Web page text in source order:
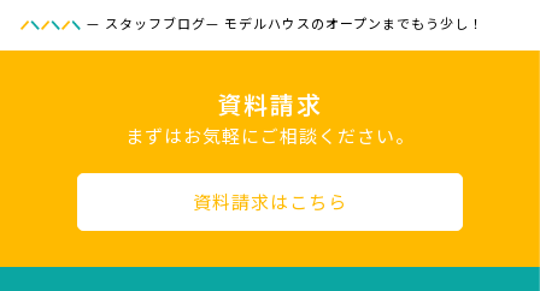
— スタッフブログ— モデルハウスのオープンまでもう少し！
資料請求
まずはお気軽にご相談ください。
資料請求はこちら